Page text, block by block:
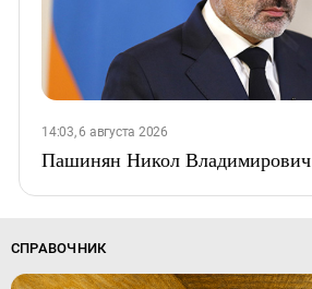
14:03, 6 августа 2026
Пашинян Никол Владимирович
СПРАВОЧНИК